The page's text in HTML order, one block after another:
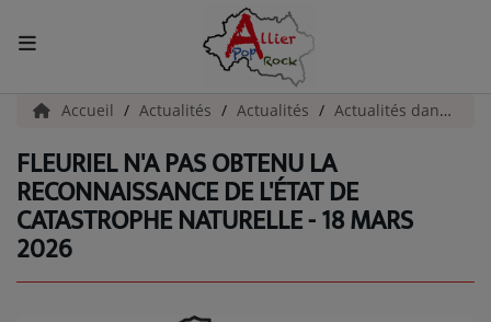
ACCUEIL
Actualités
INFOS - ALLIER
Accueil Actualités Actualités Actualités dans l'Allier
FLEURIEL N'A PAS OBTENU LA
RECONNAISSANCE DE L'ÉTAT DE
CATASTROPHE NATURELLE - 18 MARS
2026